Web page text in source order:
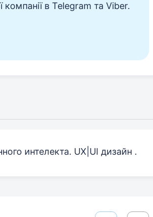
компанії в Telegram та Viber.
интелекта. UX|UI дизайн .